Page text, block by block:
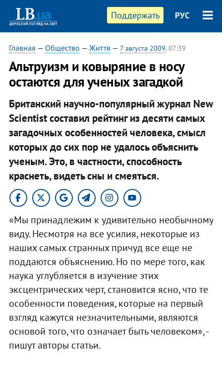
Поддержать РУС
Главная — Общество — Життя — 7 августа 2009, 07:39
Альтруизм и ковыряние в носу
остаются для ученых загадкой
Британский научно-популярный журнал New
Scientist составил рейтинг из десяти самых
загадочных особенностей человека, смысл
которых до сих пор не удалось объяснить
ученым. Это, в частности, способность
краснеть, видеть сны и смеяться.
«Мы принадлежим к удивительно необычному
виду. Несмотря на все усилия, некоторые из
наших самых странных причуд все еще не
поддаются объяснению. Но по мере того, как
наука углубляется в изучение этих
эксцентрических черт, становится ясно, что те
особенности поведения, которые на первый
взгляд кажутся незначительными, являются
основой того, что означает быть человеком», -
пишут авторы статьи.